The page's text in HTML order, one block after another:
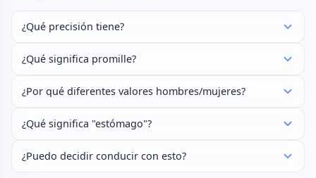
¿Qué precisión tiene?
¿Qué significa promille?
¿Por qué diferentes valores hombres/mujeres?
¿Qué significa "estómago"?
¿Puedo decidir conducir con esto?